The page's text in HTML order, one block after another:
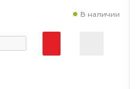
В наличии